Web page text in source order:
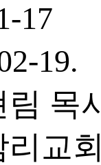
17
19.
림 목
리교